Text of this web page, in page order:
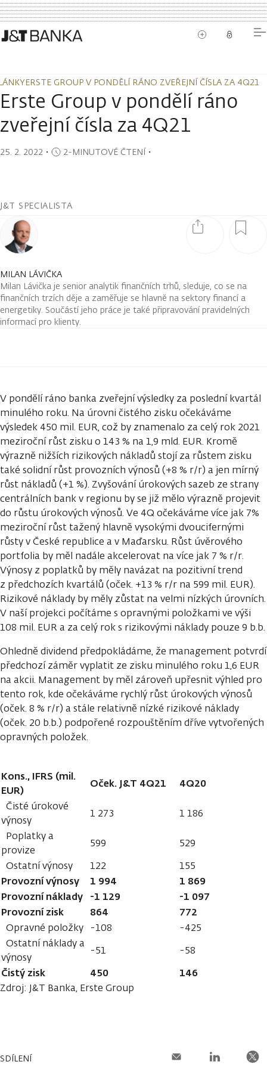
ERSTE GROUP V PONDĚLÍ RÁNO ZVEŘEJNÍ ČÍSLA ZA 4Q21
ERSTE GROUP V PONDĚLÍ RÁNO ZVEŘEJNÍ ČÍSLA ZA 4Q21
Erste Group v pondělí ráno
zveřejní čísla za 4Q21
25. 2. 2022 ・ 2-MINUTOVÉ ČTENÍ・
J&T SPECIALISTA
MILAN LÁVIČKA
Milan Lávička je senior analytik finančních trhů, sleduje, co se na
finančních trzích děje a zaměřuje se hlavně na sektory financí a
energetiky. Součástí jeho práce je také připravování pravidelných
informací pro klienty.
V pondělí ráno banka zveřejní výsledky za poslední kvartál
minulého roku. Na úrovni čistého zisku očekáváme
výsledek 450 mil. EUR, což by znamenalo za celý rok 2021
meziroční růst zisku o 143 % na 1,9 mld. EUR. Kromě
výrazně nižších rizikových nákladů stojí za růstem zisku
také solidní růst provozních výnosů (+8 % r/r) a jen mírný
růst nákladů (+1 %). Zvyšování úrokových sazeb ze strany
centrálních bank v regionu by se již mělo výrazně projevit
do růstu úrokových výnosů. Ve 4Q očekáváme více jak 7%
meziroční růst tažený hlavně vysokými dvoucifernými
růsty v České republice a v Maďarsku. Růst úvěrového
portfolia by měl nadále akcelerovat na více jak 7 % r/r.
Výnosy z poplatků by měly navázat na pozitivní trend
z předchozích kvartálů (oček. +13 % r/r na 599 mil. EUR).
Rizikové náklady by měly zůstat na velmi nízkých úrovních.
V naší projekci počítáme s opravnými položkami ve výši
108 mil. EUR a za celý rok s rizikovými náklady pouze 9 b.b.
Ohledně dividend předpokládáme, že management potvrdí
předchozí záměr vyplatit ze zisku minulého roku 1,6 EUR
na akcii. Management by měl zároveň upřesnit výhled pro
tento rok, kde očekáváme rychlý růst úrokových výnosů
(oček. 8 % r/r) a stále relativně nízké rizikové náklady
(oček. 20 b.b.) podpořené rozpouštěním dříve vytvořených
opravných položek.
Kons., IFRS (mil.
EUR)
Oček. J&T 4Q21 4Q20
Čisté úrokové
výnosy
1 273
1 186
Poplatky a
provize
599
529
Ostatní výnosy
122 155
Provozní výnosy 1 994
1 869
Provozní náklady -1 129
-1 097
Provozní zisk
864 772
Opravné položky -108
-425
Ostatní náklady a
výnosy
-51 -58
Čistý zisk 450 146
Zdroj: J&T Banka, Erste Group
SDÍLENÍ